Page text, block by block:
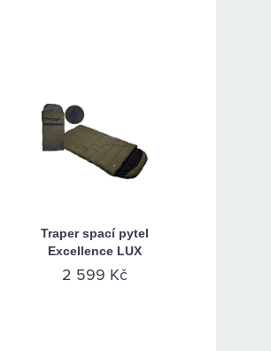
Traper spací pytel
Excellence LUX
2 599 Kč